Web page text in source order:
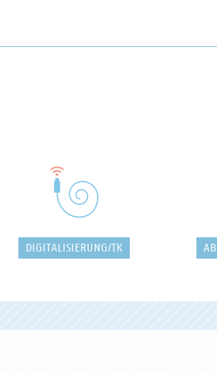
DIGITALISIERUNG/TK